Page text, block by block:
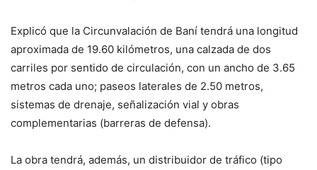
Explicó que la Circunvalación de Baní tendrá una longitud
aproximada de 19.60 kilómetros, una calzada de dos
carriles por sentido de circulación, con un ancho de 3.65
metros cada uno; paseos laterales de 2.50 metros,
sistemas de drenaje, señalización vial y obras
complementarias (barreras de defensa).
La obra tendrá, además, un distribuidor de tráfico (tipo